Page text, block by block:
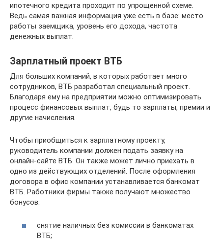
ипотечного кредита проходит по упрощенной схеме.
Ведь самая важная информация уже есть в базе: место
работы заемщика, уровень его дохода, частота
денежных выплат.
Зарплатный проект ВТБ
Для больших компаний, в которых работает много
сотрудников, ВТБ разработал специальный проект.
Благодаря ему на предприятии можно оптимизировать
процесс финансовых выплат, будь то зарплаты, премии и
другие начисления.
Чтобы приобщиться к зарплатному проекту,
руководитель компании должен подать заявку на
онлайн-сайте ВТБ. Он также может лично приехать в
одно из действующих отделений. После оформления
договора в офис компании устанавливается банкомат
ВТБ. Работники фирмы также получают множество
бонусов:
снятие наличных без комиссии в банкоматах
ВТБ;